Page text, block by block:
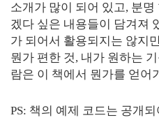
소개가 많이 되어 있고, 분
겠다 싶은 내용들이 담겨져
가 되어서 활용되지는 않지
뭔가 편한 것, 내가 원하는
람은 이 책에서 뭔가를 얻어
PS: 책의 예제 코드는 공개